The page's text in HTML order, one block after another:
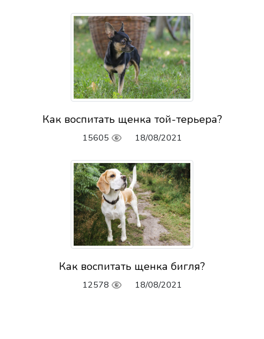
Как воспитать щенка той-терьера?
15605 18/08/2021
Как воспитать щенка бигля?
12578 18/08/2021